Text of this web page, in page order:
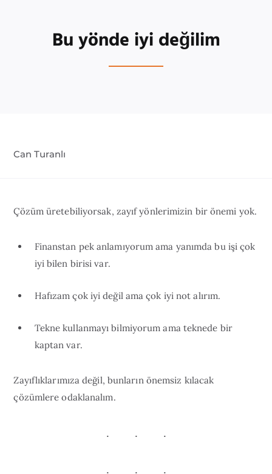
Bu yönde iyi değilim
Can Turanlı
Çözüm üretebiliyorsak, zayıf yönlerimizin bir önemi yok.
Finanstan pek anlamıyorum ama yanımda bu işi çok
iyi bilen birisi var.
Hafızam çok iyi değil ama çok iyi not alırım.
Tekne kullanmayı bilmiyorum ama teknede bir
kaptan var.
Zayıflıklarımıza değil, bunların önemsiz kılacak
çözümlere odaklanalım.